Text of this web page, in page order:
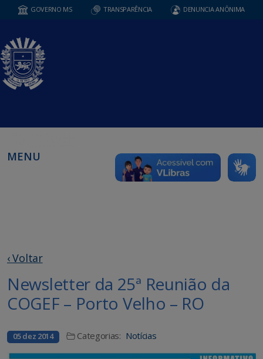
GOVERNO MS TRANSPARÊNCIA DENUNCIA ANÔNIMA
MENU
‹ Voltar
Newsletter da 25ª Reunião da
COGEF – Porto Velho – RO
05 dez 2014 Categorias: Notícias